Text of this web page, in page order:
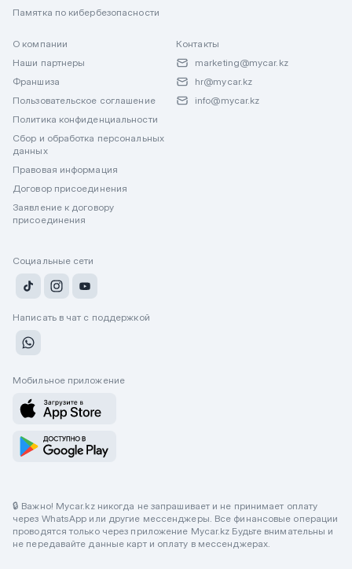
Памятка по кибербезопасности
О компании
Наши партнеры
Франшиза
Пользовательское соглашение
Политика конфиденциальности
Сбор и обработка персональных
данных
Правовая информация
Договор присоединения
Заявление к договору
присоединения
Контакты
marketing@mycar.kz
hr@mycar.kz
info@mycar.kz
Социальные сети
Написать в чат с поддержкой
Мобильное приложение
🔒 Важно! Mycar.kz никогда не запрашивает и не принимает оплату
через WhatsApp или другие мессенджеры. Все финансовые операции
проводятся только через приложение Mycar.kz Будьте внимательны и
не передавайте данные карт и оплату в мессенджерах.